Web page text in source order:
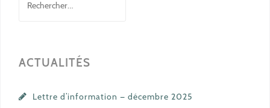
ACTUALITÉS
Lettre d’information — décembre 2025